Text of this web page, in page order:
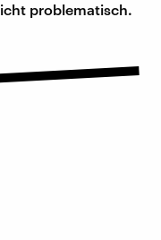
problematisch.